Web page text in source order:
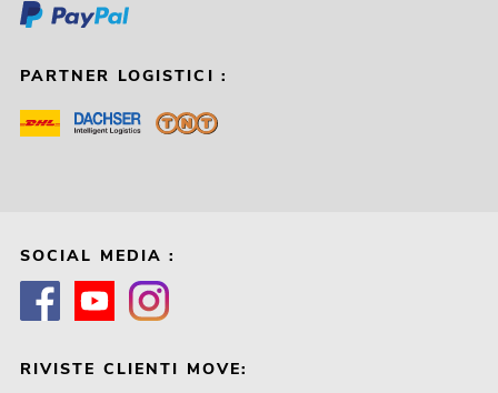
PARTNER LOGISTICI :
SOCIAL MEDIA :
RIVISTE CLIENTI MOVE: